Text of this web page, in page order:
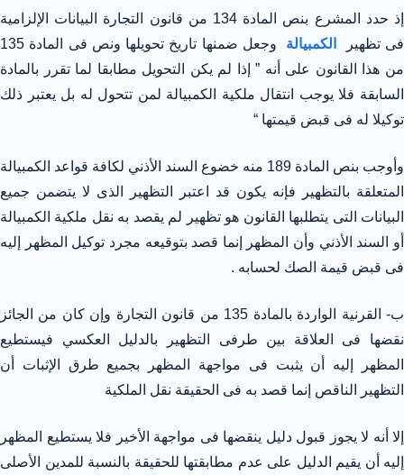
إذ حدد المشرع بنص المادة 134 من قانون التجارة البيانات الإلزامية
فى تظهير
الكمبيالة
وجعل ضمنها تاريخ تحويلها ونص فى المادة 135
من هذا القانون على أنه ” إذا لم يكن التحويل مطابقا لما تقرر بالمادة
السابقة فلا يوجب انتقال ملكية الكمبيالة لمن تتحول له بل يعتبر ذلك
توكيلا له فى قبض قيمتها “
وأوجب بنص المادة 189 منه خضوع السند الأذني لكافة قواعد الكمبيالة
المتعلقة بالتظهير فإنه يكون قد اعتبر التظهير الذى لا يتضمن جميع
البيانات التى يتطلبها القانون هو تظهير لم يقصد به نقل ملكية الكمبيالة
أو السند الأذني وأن المظهر إنما قصد بتوقيعه مجرد توكيل المظهر إليه
فى قبض قيمة الصك لحسابه .
ب- القرنية الواردة بالمادة 135 من قانون التجارة وإن كان من الجائز
نقضها فى العلاقة بين طرفى التظهير بالدليل العكسي فيستطيع
المظهر إليه أن يثبت فى مواجهة المظهر بجميع طرق الإثبات أن
التظهير الناقص إنما قصد به فى الحقيقة نقل الملكية
إلا أنه لا يجوز قبول دليل ينقضها فى مواجهة الأخير فلا يستطيع المظهر
إليه أن يقيم الدليل على عدم مطابقتها للحقيقة بالنسبة للمدين الأصلى